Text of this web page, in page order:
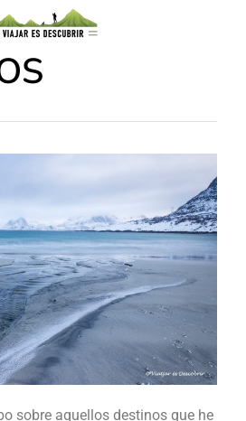
sobre aquellos destinos que he